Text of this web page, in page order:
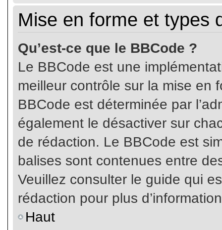
Mise en forme et types
Qu’est-ce que le BBCode ?
Le BBCode est une
meilleur contrôle sur la mise en
BBCode est déterminée par
également le désactiver sur
de rédaction. Le BBCode est
balises sont contenues entre
Veuillez consulter le guide qui
rédaction pour plus
Haut